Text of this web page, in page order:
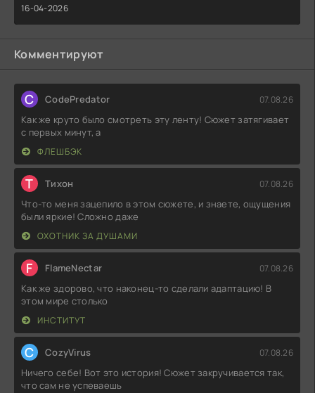
16-04-2026
Комментируют
C CodePredator 07.08.26
Как же круто было смотреть эту ленту! Сюжет затягивает
с первых минут, а
ФЛЕШБЭК
Т Тихон 07.08.26
Что-то меня зацепило в этом сюжете, и знаете, ощущения
были яркие! Сложно даже
ОХОТНИК ЗА ДУШАМИ
F FlameNectar 07.08.26
Как же здорово, что наконец-то сделали адаптацию! В
этом мире столько
ИНСТИТУТ
C CozyVirus 07.08.26
Ничего себе! Вот это история! Сюжет закручивается так,
что сам не успеваешь